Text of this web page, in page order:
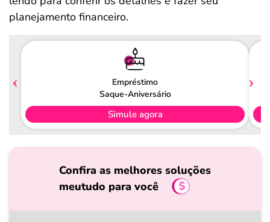
planejamento financeiro.
Empréstimo
Saque-Aniversário
Simule agora
Confira as melhores soluções
meutudo para você